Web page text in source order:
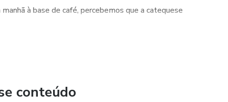
à base de café, percebemos que a catequese
conteúdo